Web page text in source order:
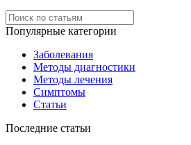
Популярные категории
Заболевания
Методы диагностики
Методы лечения
Симптомы
Статьи
Последние статьи